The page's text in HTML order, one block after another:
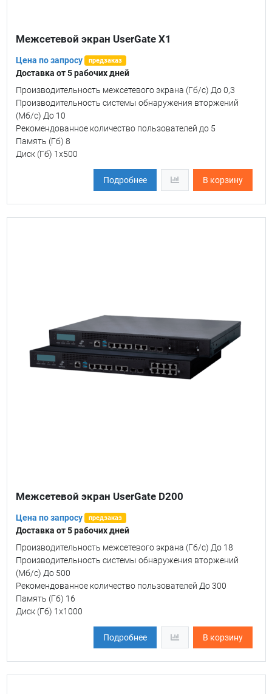
Межсетевой экран UserGate X1
Цена по запросу предзаказ
Доставка от 5 рабочих дней
Производительность межсетевого экрана (Гб/c) До 0,3
Производительность системы обнаружения вторжений
(Мб/c) До 10
Рекомендованное количество пользователей до 5
Память (Гб) 8
Диск (Гб) 1х500
Подробнее В корзину
Межсетевой экран UserGate D200
Цена по запросу предзаказ
Доставка от 5 рабочих дней
Производительность межсетевого экрана (Гб/c) До 18
Производительность системы обнаружения вторжений
(Мб/c) До 500
Рекомендованное количество пользователей До 300
Память (Гб) 16
Диск (Гб) 1х1000
Подробнее В корзину